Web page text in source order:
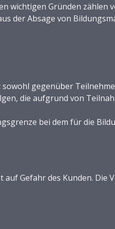
wichtigen Gründen zählen
der Absage von
gegenüber
die aufgrund von
bei dem für die
Gefahr des Kunden.